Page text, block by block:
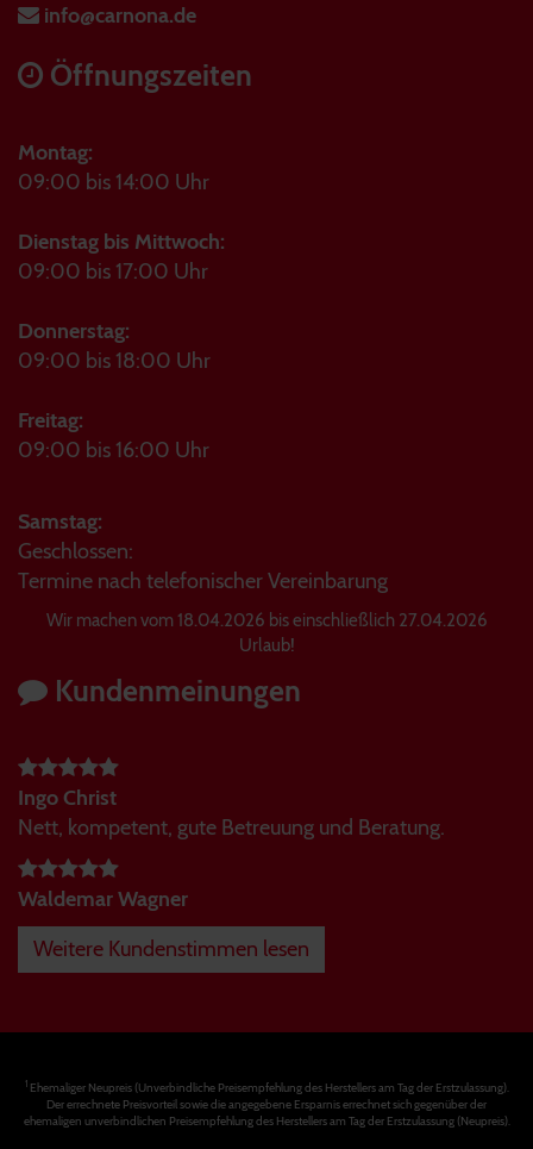
info@carnona.de
Öffnungszeiten
Montag:
09:00 bis 14:00 Uhr
Dienstag bis Mittwoch:
09:00 bis 17:00 Uhr
Donnerstag:
09:00 bis 18:00 Uhr
Freitag:
09:00 bis 16:00 Uhr
Samstag:
Geschlossen:
Termine nach telefonischer Vereinbarung
Wir machen vom 18.04.2026 bis einschließlich 27.04.2026
Urlaub!
Kundenmeinungen
Ingo Christ
Nett, kompetent, gute Betreuung und Beratung.
Waldemar Wagner
Weitere Kundenstimmen lesen
1Ehemaliger Neupreis (Unverbindliche Preisempfehlung des Herstellers am Tag der Erstzulassung).
Der errechnete Preisvorteil sowie die angegebene Ersparnis errechnet sich gegenüber der
ehemaligen unverbindlichen Preisempfehlung des Herstellers am Tag der Erstzulassung (Neupreis).